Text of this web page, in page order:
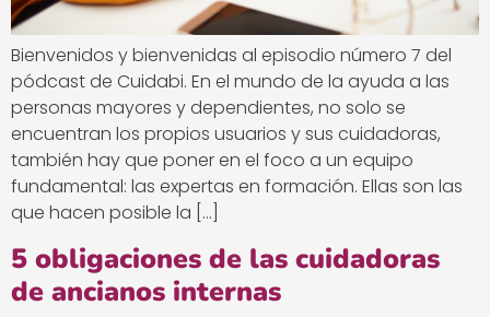
Bienvenidos y bienvenidas al episodio número 7 del
pódcast de Cuidabi. En el mundo de la ayuda a las
personas mayores y dependientes, no solo se
encuentran los propios usuarios y sus cuidadoras,
también hay que poner en el foco a un equipo
fundamental: las expertas en formación. Ellas son las
que hacen posible la […]
5 obligaciones de las cuidadoras
de ancianos internas